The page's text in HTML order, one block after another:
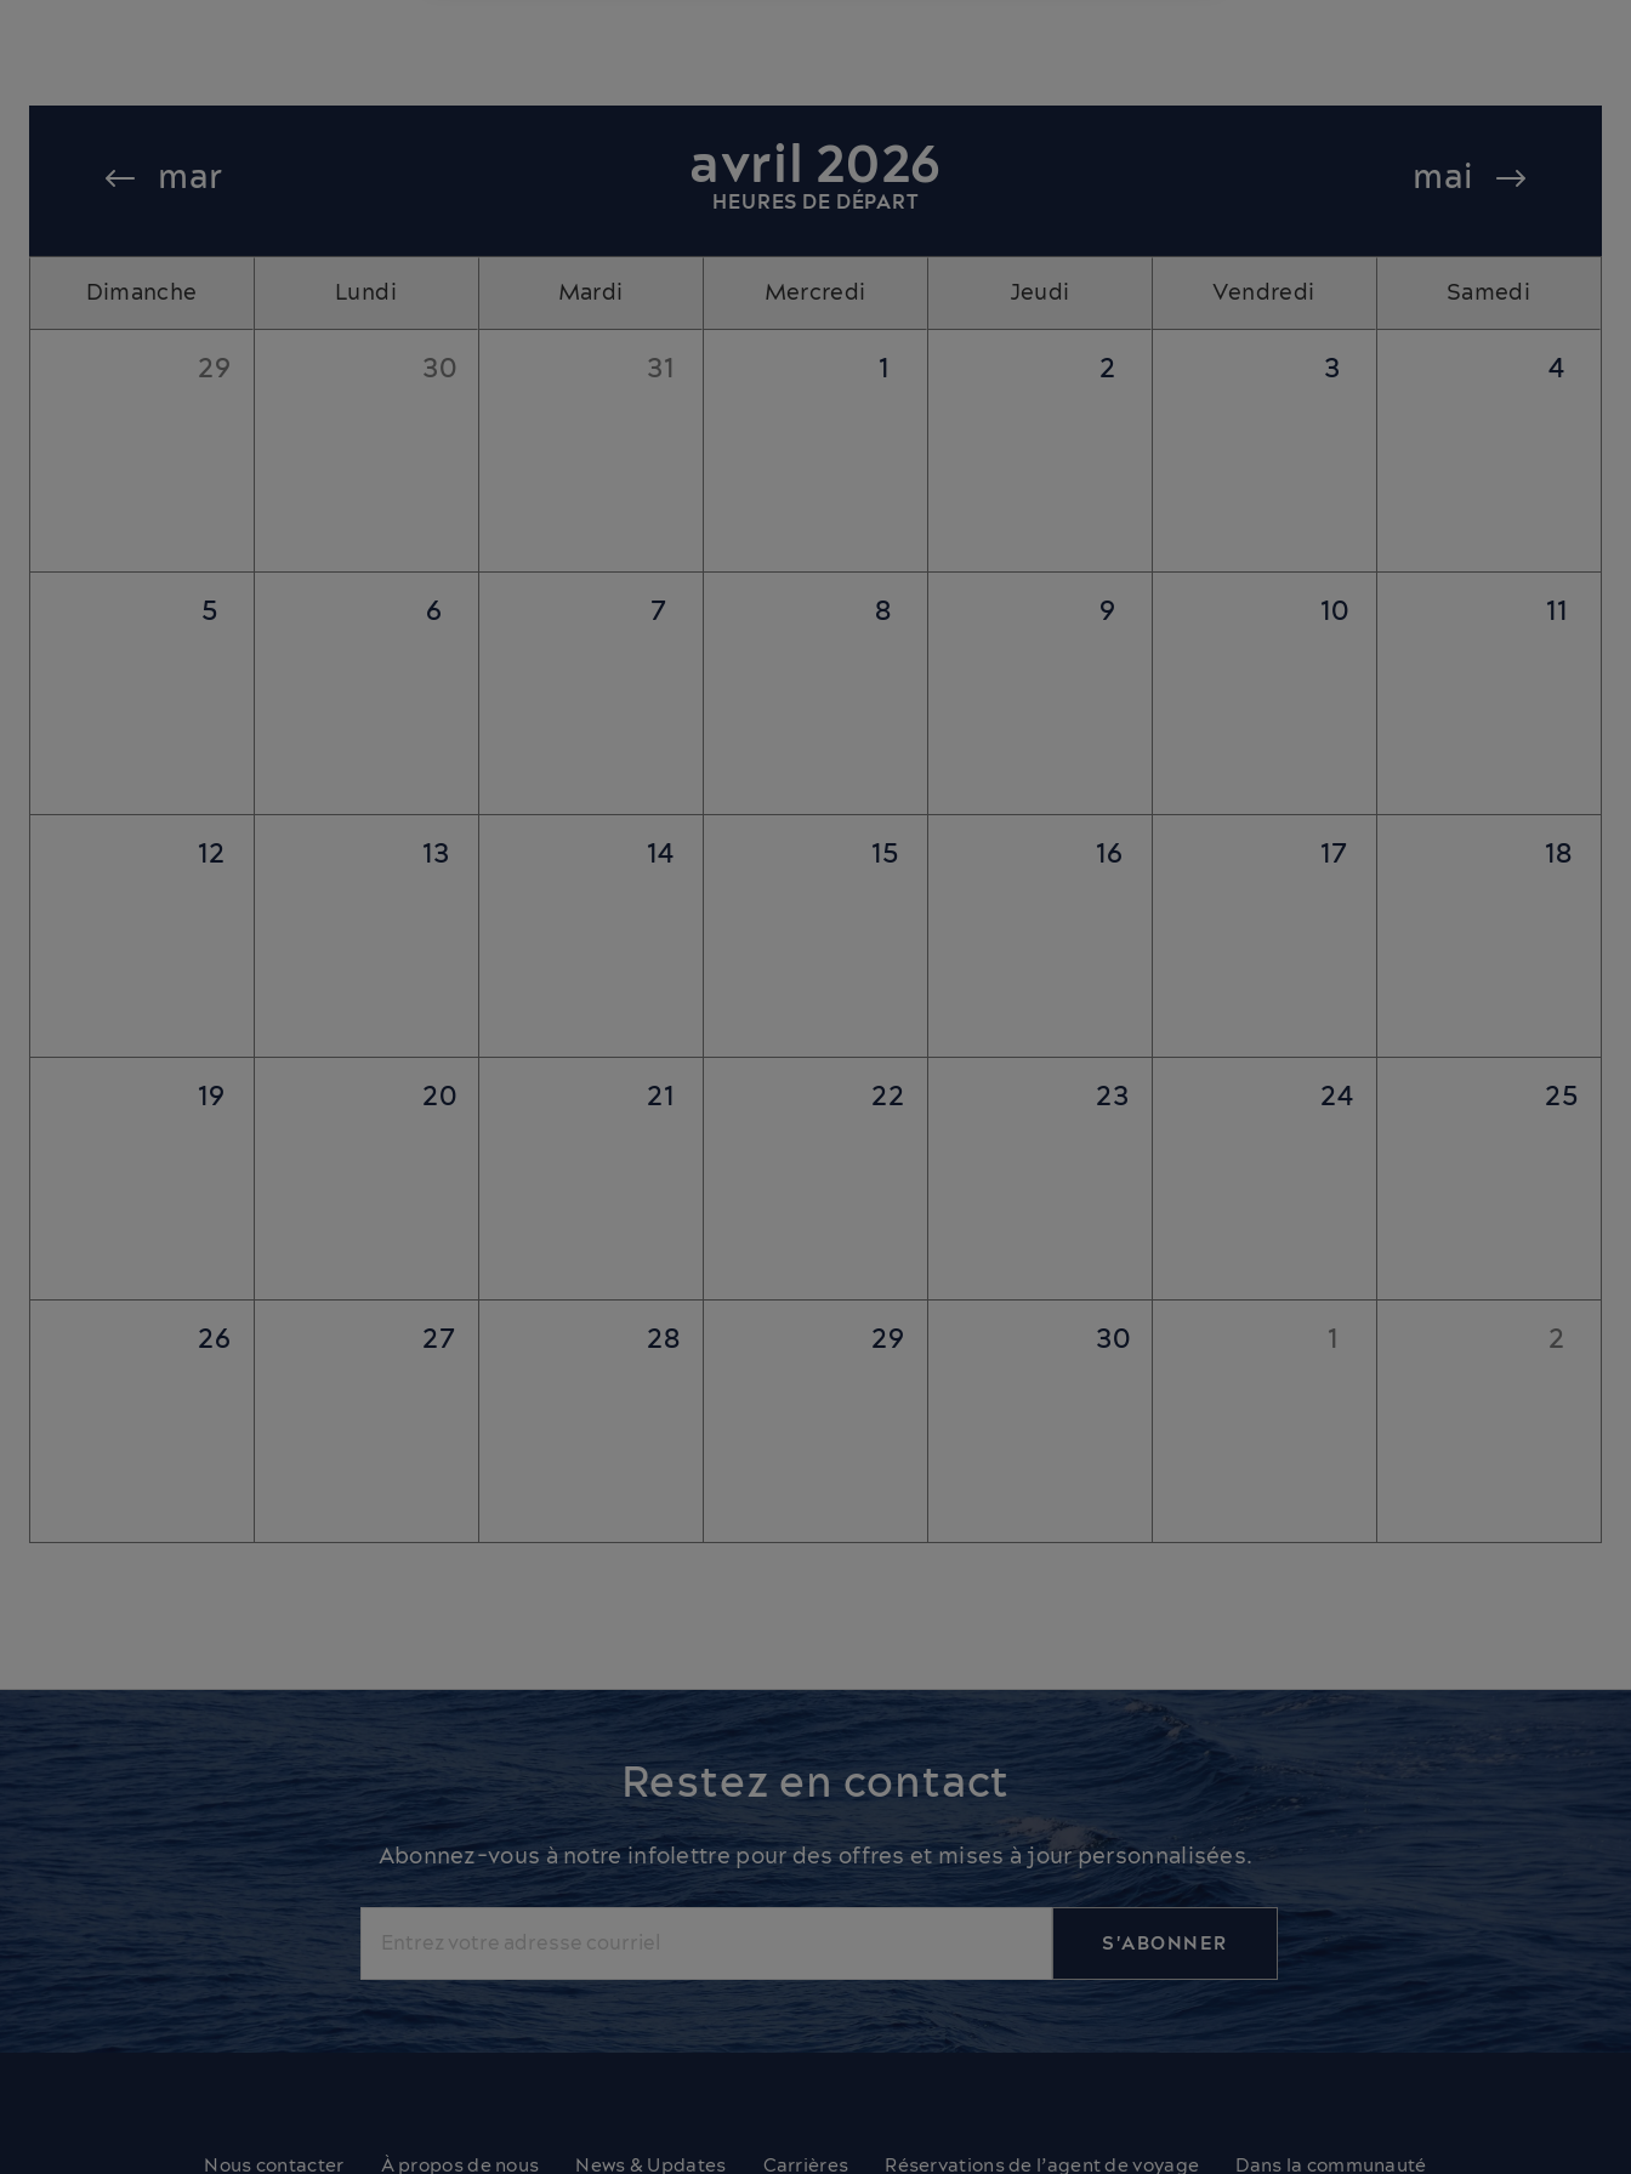
mar mai
avril 2026
HEURES DE DÉPART
Dimanche Lundi Mardi Mercredi Jeudi Vendredi Samedi
29 30 31 1 2 3 4
5 6 7 8 9 10 11
12 13 14 15 16 17 18
19 20 21 22 23 24 25
26 27 28 29 30 1 2
Restez en contact
Abonnez-vous à notre infolettre pour des offres et mises à jour personnalisées.
Nous contacter À propos de nous News & Updates Carrières Réservations de l’agent de voyage Dans la communauté